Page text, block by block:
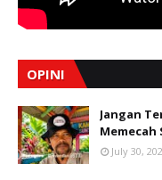
OPINI
Jangan
July 30,